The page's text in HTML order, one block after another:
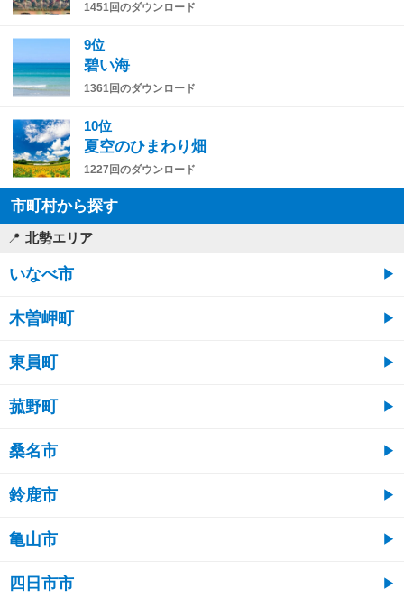
1451回のダウンロード
9位
碧い海
1361回のダウンロード
10位
夏空のひまわり畑
1227回のダウンロード
市町村から探す
北勢エリア
いなべ市
木曽岬町
東員町
菰野町
桑名市
鈴鹿市
亀山市
四日市市